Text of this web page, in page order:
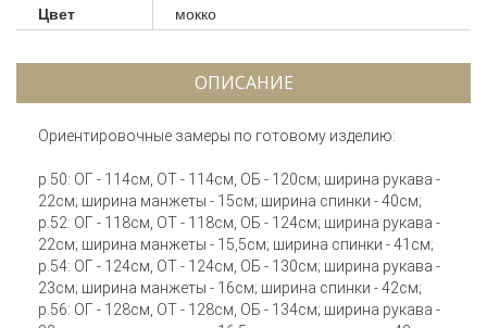
Цвет мокко
ОПИСАНИЕ
Ориентировочные замеры по готовому изделию:
р.50: ОГ - 114см, ОТ - 114см, ОБ - 120см; ширина рукава -
22см; ширина манжеты - 15см; ширина спинки - 40см;
р.52: ОГ - 118см, ОТ - 118см, ОБ - 124см; ширина рукава -
22см; ширина манжеты - 15,5см; ширина спинки - 41см;
р.54: ОГ - 124см, ОТ - 124см, ОБ - 130см; ширина рукава -
23см; ширина манжеты - 16см; ширина спинки - 42см;
р.56: ОГ - 128см, ОТ - 128см, ОБ - 134см; ширина рукава -